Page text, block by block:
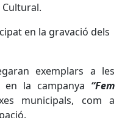
en la gravació dels
exemplars a les
en la campanya “Fem
municipals, com a